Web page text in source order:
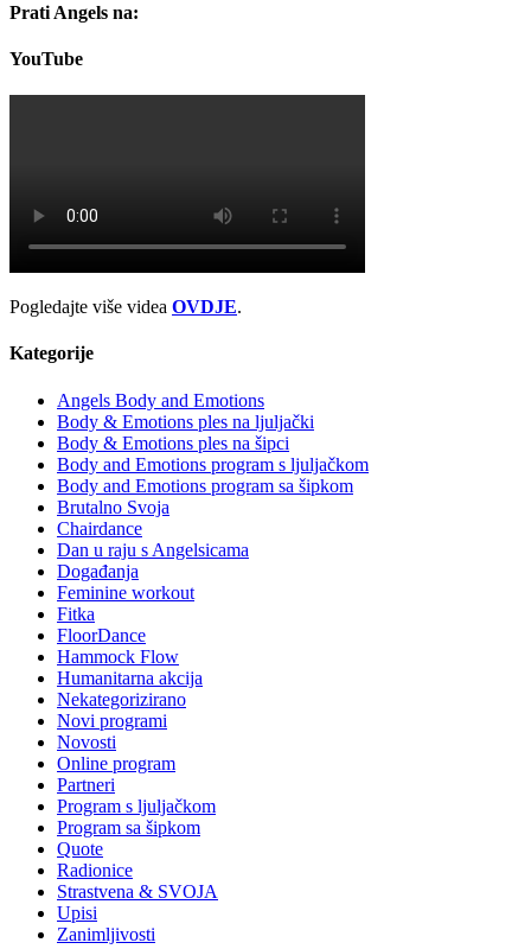
Prati Angels na:
YouTube
Pogledajte više videa OVDJE.
Kategorije
Angels Body and Emotions
Body & Emotions ples na ljuljački
Body & Emotions ples na šipci
Body and Emotions program s ljuljačkom
Body and Emotions program sa šipkom
Brutalno Svoja
Chairdance
Dan u raju s Angelsicama
Događanja
Feminine workout
Fitka
FloorDance
Hammock Flow
Humanitarna akcija
Nekategorizirano
Novi programi
Novosti
Online program
Partneri
Program s ljuljačkom
Program sa šipkom
Quote
Radionice
Strastvena & SVOJA
Upisi
Zanimljivosti